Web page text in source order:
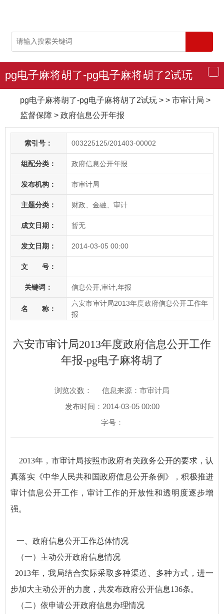
导
航
pg电子麻将胡了-pg电子麻将胡了2试玩
pg电子麻将胡了-pg电子麻将胡了2试玩 > > 市审计局 >
监督保障 > 政府信息公开年报
索引号： 003225125/201403-00002
组配分类： 政府信息公开年报
发布机构： 市审计局
主题分类： 财政、金融、审计
成文日期： 暂无
发文日期： 2014-03-05 00:00
文 号：
关键词： 信息公开,审计,年报
名 称：
六安市审计局2013年度政府信息公开工作年
报
六安市审计局2013年度政府信息公开工作
年报-pg电子麻将胡了
浏览次数：
信息来源：市审计局
发布时间：2014-03-05 00:00
字号：
2013年，市审计局按照市政府有关政务公开的要求，认
真落实《中华人民共和国政府信息公开条例》，积极推进
审计信息公开工作，审计工作的开放性和透明度逐步增
强。
一、政府信息公开工作总体情况
（一）主动公开政府信息情况
2013年，我局结合实际采取多种渠道、多种方式，进一
步加大主动公开的力度，共发布政府公开信息136条。
（二）依申请公开政府信息办理情况